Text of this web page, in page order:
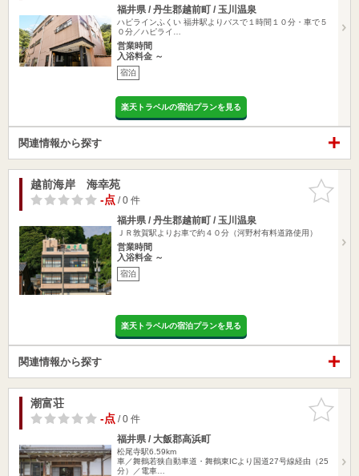
福井県 / 丹生郡越前町 / 玉川温泉
ハピラインふくい 福井駅よりバスで１時間１０分・車で５
０分／ハピライ…
営業時間
入浴料金 ～
宿泊
楽天トラベルの宿泊プランを見る
関連情報から探す
お気に入
りに追加
越前海岸 海幸苑
-点/ 0 件
福井県 / 丹生郡越前町 / 玉川温泉
ＪＲ敦賀駅よりお車で約４０分（河野村有料道路使用）
営業時間
入浴料金 ～
宿泊
楽天トラベルの宿泊プランを見る
関連情報から探す
お気に入
りに追加
潮富荘
-点/ 0 件
福井県 / 大飯郡高浜町
松尾寺駅6.59km
車／舞鶴若狭自動車道・舞鶴東ICより国道27号線経由（25
分）／電車…